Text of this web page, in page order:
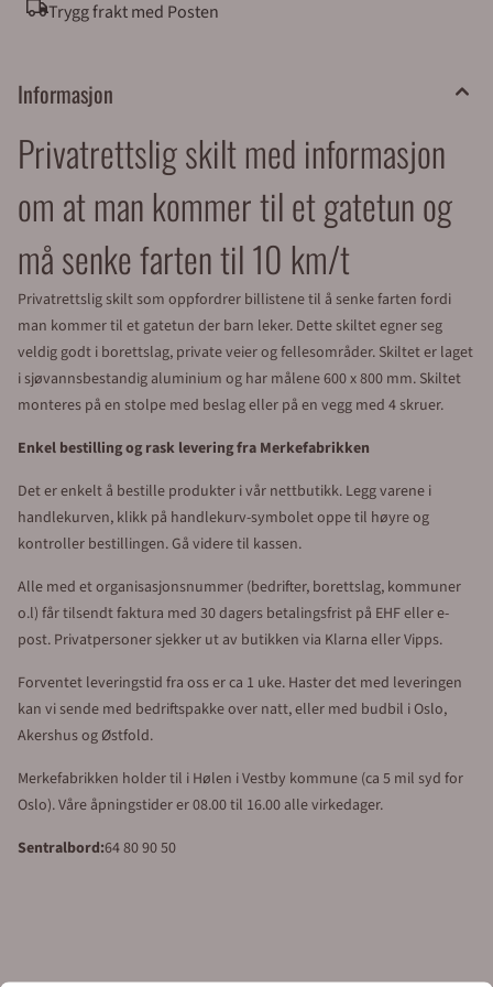
Trygg frakt med Posten
Informasjon
Privatrettslig skilt med informasjon
om at man kommer til et gatetun og
må senke farten til 10 km/t
Privatrettslig skilt som oppfordrer billistene til å senke farten fordi
man kommer til et gatetun der barn leker. Dette skiltet egner seg
veldig godt i borettslag, private veier og fellesområder. Skiltet er laget
i sjøvannsbestandig aluminium og har målene 600 x 800 mm. Skiltet
monteres på en stolpe med beslag eller på en vegg med 4 skruer.
Enkel bestilling og rask levering fra Merkefabrikken
Det er enkelt å bestille produkter i vår nettbutikk. Legg varene i
handlekurven, klikk på handlekurv-symbolet oppe til høyre og
kontroller bestillingen. Gå videre til kassen.
Alle med et organisasjonsnummer (bedrifter, borettslag, kommuner
o.l) får tilsendt faktura med 30 dagers betalingsfrist på EHF eller e-
post. Privatpersoner sjekker ut av butikken via Klarna eller Vipps.
Forventet leveringstid fra oss er ca 1 uke. Haster det med leveringen
kan vi sende med bedriftspakke over natt, eller med budbil i Oslo,
Akershus og Østfold.
Merkefabrikken holder til i Hølen i Vestby kommune (ca 5 mil syd for
Oslo). Våre åpningstider er 08.00 til 16.00 alle virkedager.
Sentralbord:64 80 90 50